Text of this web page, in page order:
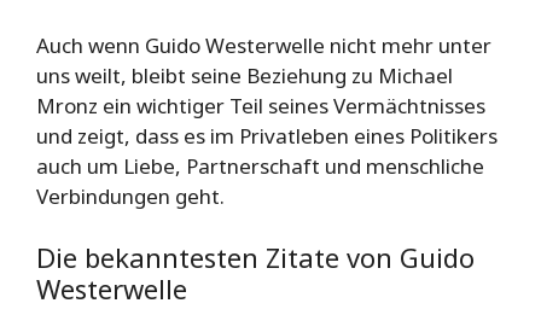
Auch wenn Guido Westerwelle nicht mehr unter
uns weilt, bleibt seine Beziehung zu Michael
Mronz ein wichtiger Teil seines Vermächtnisses
und zeigt, dass es im Privatleben eines Politikers
auch um Liebe, Partnerschaft und menschliche
Verbindungen geht.
Die bekanntesten Zitate von Guido
Westerwelle